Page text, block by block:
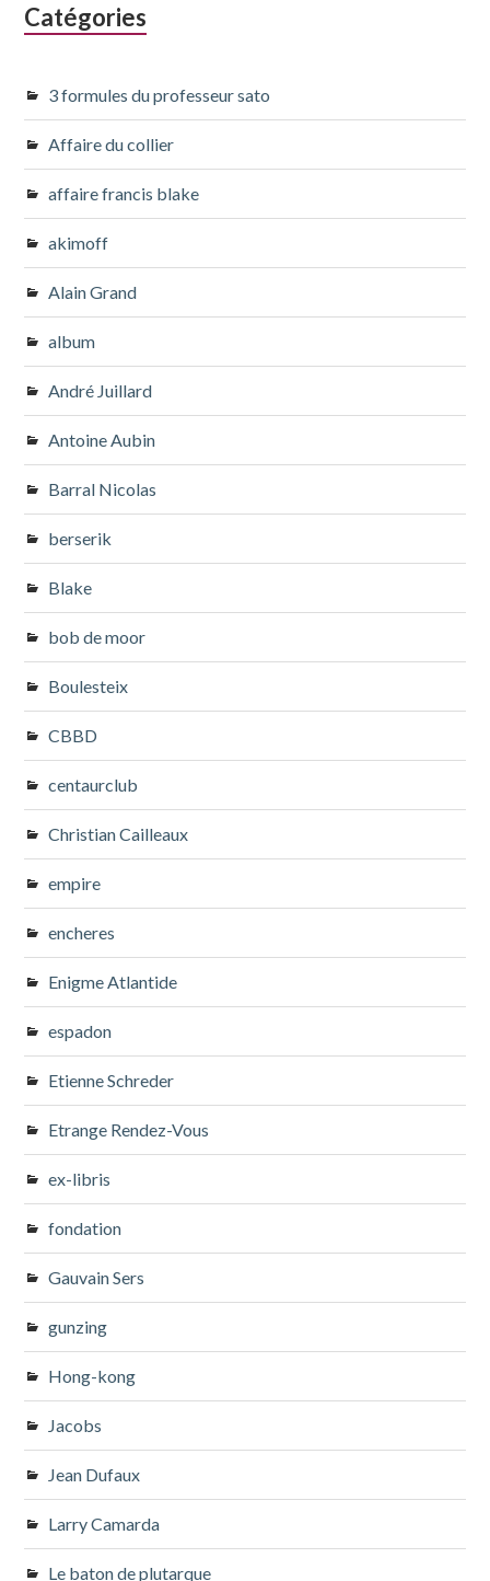
Catégories
3 formules du professeur sato
Affaire du collier
affaire francis blake
akimoff
Alain Grand
album
André Juillard
Antoine Aubin
Barral Nicolas
berserik
Blake
bob de moor
Boulesteix
CBBD
centaurclub
Christian Cailleaux
empire
encheres
Enigme Atlantide
espadon
Etienne Schreder
Etrange Rendez-Vous
ex-libris
fondation
Gauvain Sers
gunzing
Hong-kong
Jacobs
Jean Dufaux
Larry Camarda
Le baton de plutarque